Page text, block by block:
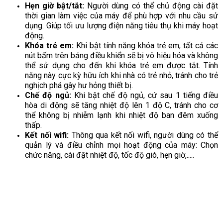
Hẹn giờ bật/tắt: Người dùng có thể chủ động cài đặt
thời gian làm việc của máy để phù hợp với nhu cầu sử
dụng. Giúp tối ưu lượng điện năng tiêu thụ khi máy hoạt
động.
Khóa trẻ em: Khi bật tính năng khóa trẻ em, tất cả các
nút bấm trên bảng điều khiển sẽ bị vô hiệu hóa và không
thể sử dụng cho đến khi khóa trẻ em được tắt. Tính
năng này cực kỳ hữu ích khi nhà có trẻ nhỏ, tránh cho trẻ
nghịch phá gây hư hỏng thiết bị.
Chế độ ngủ:Khi bật chế độ ngủ, cứ sau 1 tiếng điều
hòa di động sẽ tăng nhiệt độ lên 1 độ C, tránh cho cơ
thể không bị nhiễm lạnh khi nhiệt độ ban đêm xuống
thấp.
Kết nối wifi: Thông qua kết nối wifi, người dùng có thể
quản lý và điều chỉnh mọi hoạt động của máy: Chọn
chức năng, cài đặt nhiệt độ, tốc độ gió, hẹn giờ,.....